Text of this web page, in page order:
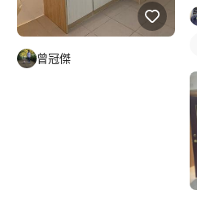
曾冠傑